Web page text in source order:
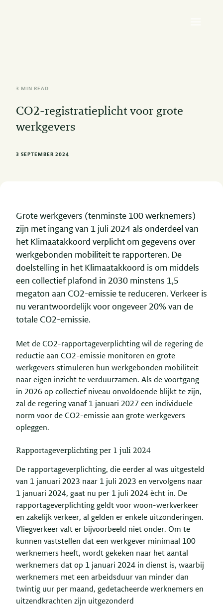
3 MIN READ
CO2-registratieplicht voor grote
werkgevers
3 SEPTEMBER 2024
Grote werkgevers (tenminste 100 werknemers)
zijn met ingang van 1 juli 2024 als onderdeel van
het Klimaatakkoord verplicht om gegevens over
werkgebonden mobiliteit te rapporteren. De
doelstelling in het Klimaatakkoord is om middels
een collectief plafond in 2030 minstens 1,5
megaton aan CO2-emissie te reduceren. Verkeer is
nu verantwoordelijk voor ongeveer 20% van de
totale CO2-emissie.
Met de CO2-rapportageverplichting wil de regering de
reductie aan CO2-emissie monitoren en grote
werkgevers stimuleren hun werkgebonden mobiliteit
naar eigen inzicht te verduurzamen. Als de voortgang
in 2026 op collectief niveau onvoldoende blijkt te zijn,
zal de regering vanaf 1 januari 2027 een individuele
norm voor de CO2-emissie aan grote werkgevers
opleggen.
Rapportageverplichting per 1 juli 2024
De rapportageverplichting, die eerder al was uitgesteld
van 1 januari 2023 naar 1 juli 2023 en vervolgens naar
1 januari 2024, gaat nu per 1 juli 2024 ècht in. De
rapportageverplichting geldt voor woon-werkverkeer
en zakelijk verkeer, al gelden er enkele uitzonderingen.
Vliegverkeer valt er bijvoorbeeld niet onder. Om te
kunnen vaststellen dat een werkgever minimaal 100
werknemers heeft, wordt gekeken naar het aantal
werknemers dat op 1 januari 2024 in dienst is, waarbij
werknemers met een arbeidsduur van minder dan
twintig uur per maand, gedetacheerde werknemers en
uitzendkrachten zijn uitgezonderd